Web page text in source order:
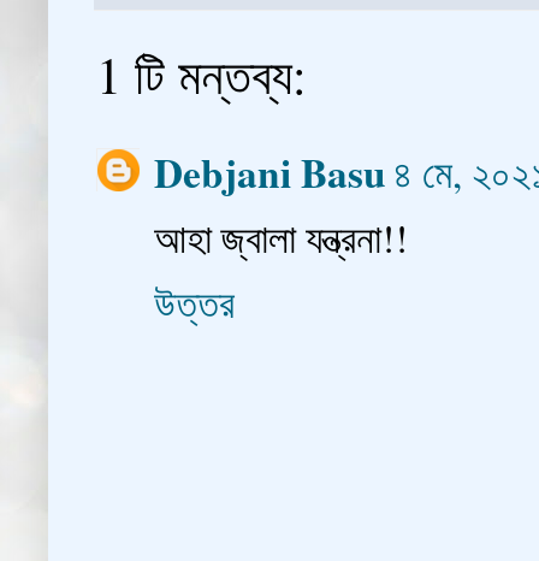
1 টি মন্তব্য:
Debjani Basu ৪ মে,
আহা জ্বালা যন্ত্রনা!!
উত্তর